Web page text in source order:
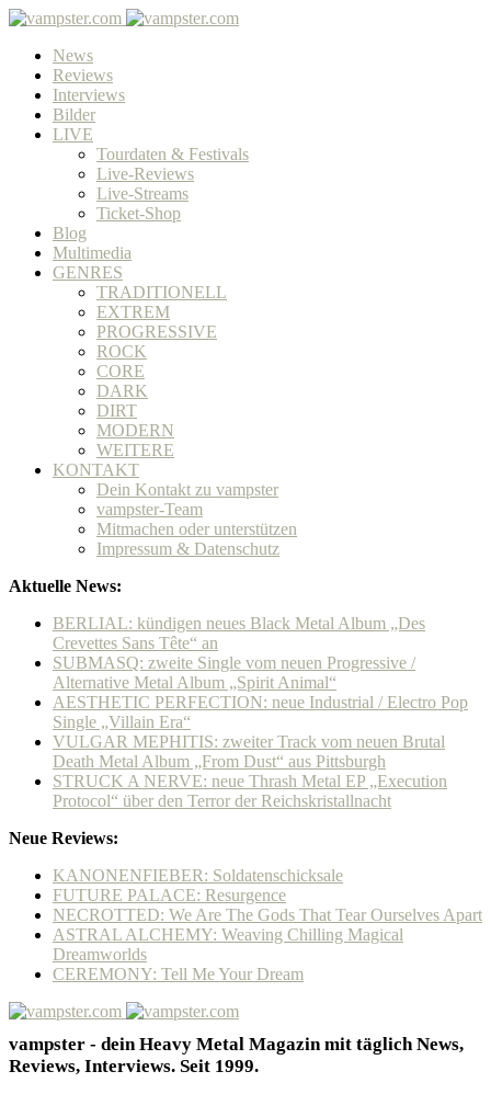
News
Reviews
Interviews
Bilder
LIVE
Tourdaten & Festivals
Live-Reviews
Live-Streams
Ticket-Shop
Blog
Multimedia
GENRES
TRADITIONELL
EXTREM
PROGRESSIVE
ROCK
CORE
DARK
DIRT
MODERN
WEITERE
KONTAKT
Dein Kontakt zu vampster
vampster-Team
Mitmachen oder unterstützen
Impressum & Datenschutz
Aktuelle News:
BERLIAL: kündigen neues Black Metal Album „Des
Crevettes Sans Tête“ an
SUBMASQ: zweite Single vom neuen Progressive /
Alternative Metal Album „Spirit Animal“
AESTHETIC PERFECTION: neue Industrial / Electro Pop
Single „Villain Era“
VULGAR MEPHITIS: zweiter Track vom neuen Brutal
Death Metal Album „From Dust“ aus Pittsburgh
STRUCK A NERVE: neue Thrash Metal EP „Execution
Protocol“ über den Terror der Reichskristallnacht
Neue Reviews:
KANONENFIEBER: Soldatenschicksale
FUTURE PALACE: Resurgence
NECROTTED: We Are The Gods That Tear Ourselves Apart
ASTRAL ALCHEMY: Weaving Chilling Magical
Dreamworlds
CEREMONY: Tell Me Your Dream
vampster - dein Heavy Metal Magazin mit täglich News,
Reviews, Interviews. Seit 1999.